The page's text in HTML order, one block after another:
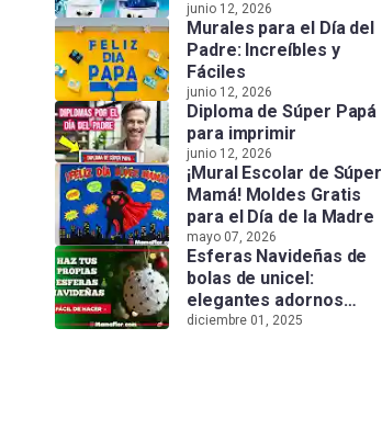
junio 12, 2026
Murales para el Día del
Padre: Increíbles y
Fáciles
junio 12, 2026
Diploma de Súper Papá
para imprimir
junio 12, 2026
¡Mural Escolar de Súper
Mamá! Moldes Gratis
para el Día de la Madre
mayo 07, 2026
Esferas Navideñas de
bolas de unicel:
elegantes adornos
hechos a mano
diciembre 01, 2025